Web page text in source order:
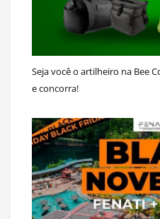
Seja você o artilheiro na Bee
e concorra!